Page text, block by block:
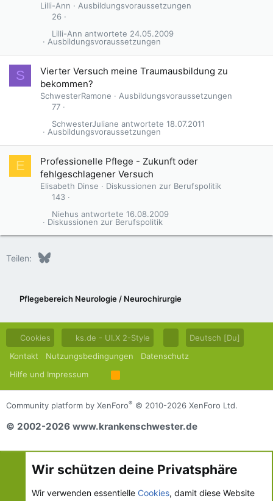
Lilli-Ann
Ausbildungsvoraussetzungen
26
Ausbildungsvoraussetzungen
24.05.2009
Lilli-Ann
S
Vierter Versuch meine Traumausbildung zu
bekommen?
SchwesterRamone
Ausbildungsvoraussetzungen
77
Ausbildungsvoraussetzungen
18.07.2011
SchwesterJuliane
E
Professionelle Pflege - Zukunft oder
fehlgeschlagener Versuch
Elisabeth Dinse
Diskussionen zur Berufspolitik
143
Diskussionen zur Berufspolitik
16.08.2009
Niehus
Teilen: Bluesky
Pflegebereich Neurologie / Neurochirurgie
Cookies ks.de - UI.X 2-Style
Deutsch [Du]
Kontakt
Nutzungsbedingungen
Datenschutz
Hilfe und Impressum
R
S
S
Community platform by XenForo® © 2010-2026 XenForo Ltd.
© 2002-2026 www.krankenschwester.de
Wir schützen deine Privatsphäre
Wir verwenden essentielle Cookies, damit diese Website